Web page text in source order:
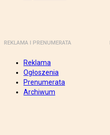
REKLAMA I PRENUMERATA
Reklama
Ogłoszenia
Prenumerata
Archiwum